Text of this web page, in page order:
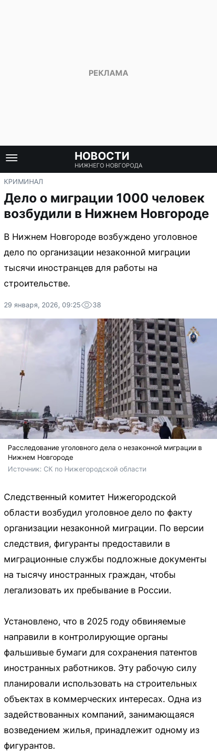
НОВОСТИ
НИЖНЕГО НОВГОРОДА
КРИМИНАЛ
Дело о миграции 1000 человек
возбудили в Нижнем Новгороде
В Нижнем Новгороде возбуждено уголовное
дело по организации незаконной миграции
тысячи иностранцев для работы на
строительстве.
29 января, 2026, 09:25 38
Расследование уголовного дела о незаконной миграции в
Нижнем Новгороде
Источник: СК по Нижегородской области
Следственный комитет Нижегородской
области возбудил уголовное дело по факту
организации незаконной миграции. По версии
следствия, фигуранты предоставили в
миграционные службы подложные документы
на тысячу иностранных граждан, чтобы
легализовать их пребывание в России.
Установлено, что в 2025 году обвиняемые
направили в контролирующие органы
фальшивые бумаги для сохранения патентов
иностранных работников. Эту рабочую силу
планировали использовать на строительных
объектах в коммерческих интересах. Одна из
задействованных компаний, занимающаяся
возведением жилья, принадлежит одному из
фигурантов.